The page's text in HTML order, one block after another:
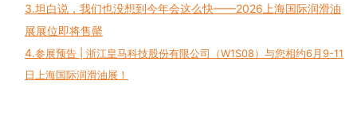
3.坦白说，我们也没想到今年会这么快——2026上海国际润滑油
展展位即将售罄
4.参展预告 | 浙江皇马科技股份有限公司（W1S08）与您相约6月9-11
日上海国际润滑油展！